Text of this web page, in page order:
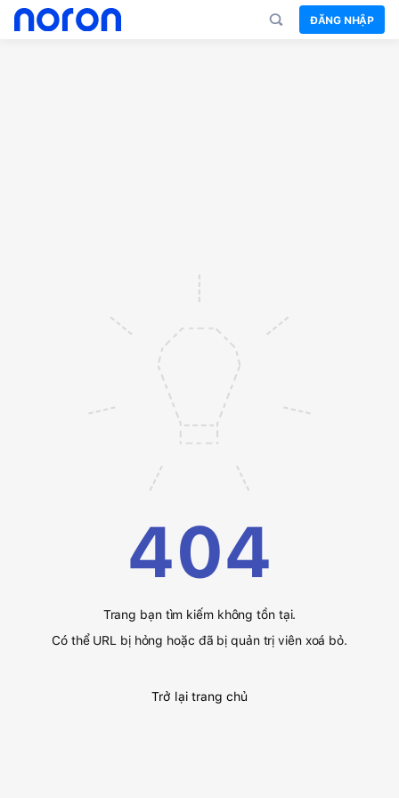
ĐĂNG NHẬP
404
Trang bạn tìm kiếm không tồn tại.
Có thể URL bị hỏng hoặc đã bị quản trị viên xoá bỏ.
Trở lại trang chủ